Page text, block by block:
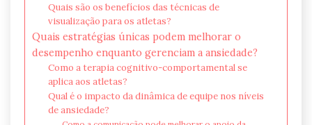
Quais são os benefícios das técnicas de
visualização para os atletas?
Quais estratégias únicas podem melhorar o
desempenho enquanto gerenciam a ansiedade?
Como a terapia cognitivo-comportamental se
aplica aos atletas?
Qual é o impacto da dinâmica de equipe nos níveis
de ansiedade?